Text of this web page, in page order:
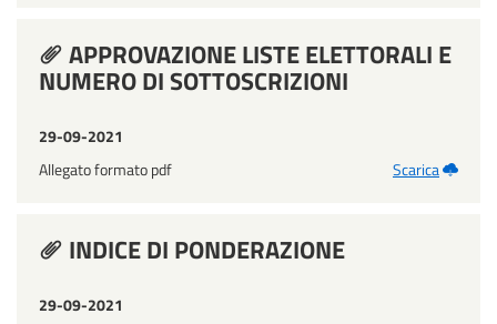
APPROVAZIONE LISTE ELETTORALI E
NUMERO DI SOTTOSCRIZIONI
29-09-2021
Allegato formato pdf
Scarica
INDICE DI PONDERAZIONE
29-09-2021